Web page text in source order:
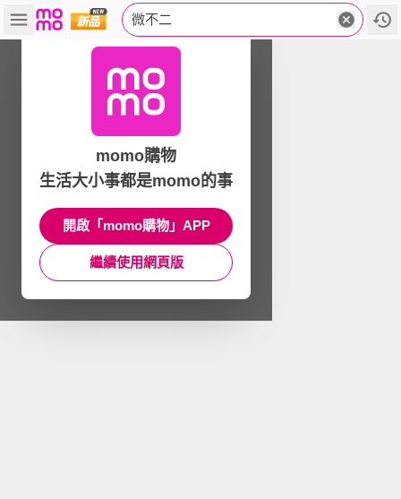
微不二
momo購物
生活大小事都是momo的事
開啟「momo購物」APP
繼續使用網頁版